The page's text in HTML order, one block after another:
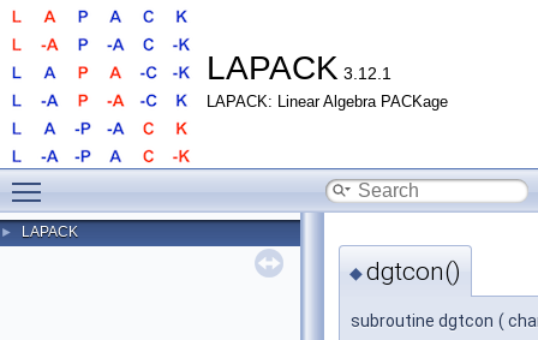
LAPACK 3.12.1
LAPACK: Linear Algebra PACKage
► LAPACK
◆dgtcon()
subroutine dgtcon (